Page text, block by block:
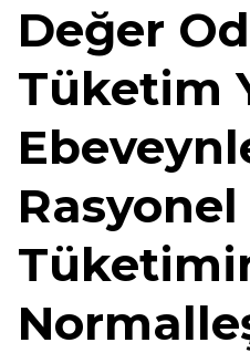
Değer
Tüketim
Rasyonel